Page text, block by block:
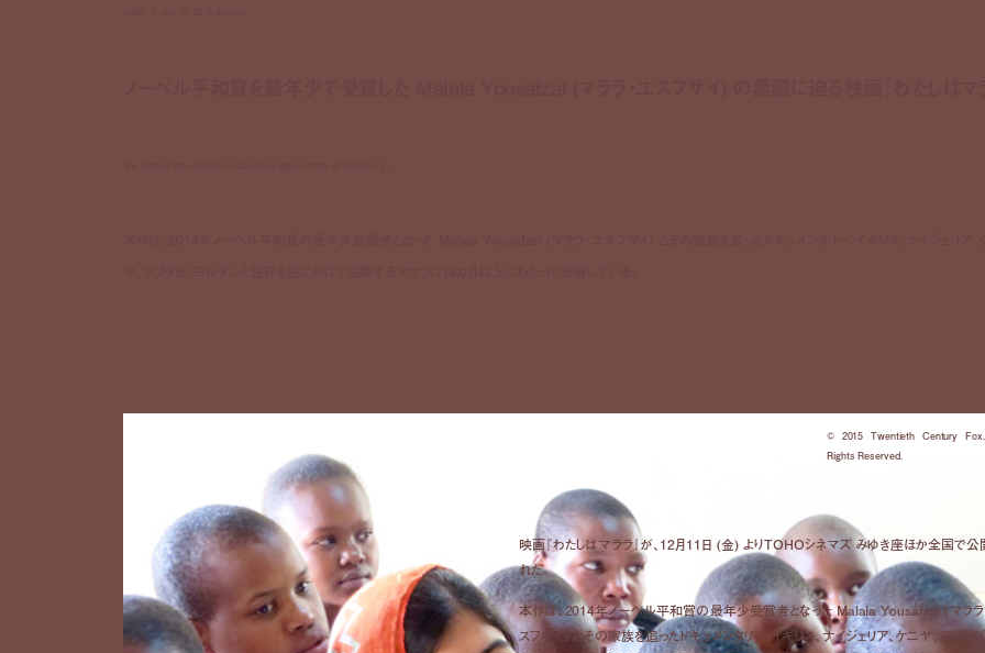
© 2015 Twentieth Century
Rights Reserved.
映画『わたしはマララ』が、12月11日 (金) よりTOHOシネマズ みゆき座ほか全国で公
れた。
本作は、2014年ノーベル平和賞の最年少受賞者となった Malala Yousafzai (マララ
スフザイ) とその家族を追ったドキュメンタリー。イギリス、ナイジェリア、ケニヤ、アブダビ